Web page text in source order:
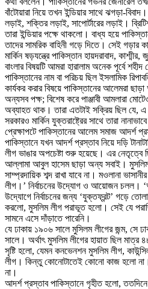
বাঁটোয়ারা নিয়ে তখন ইন্ডিয়ার সাথে ঝগড়া-
লড়াই, শক্তির লড়াই, সাপোর্টারের লড়াই।
তারা ইন্ডিয়ার পক্ষে থাকলো। বাধ্য হয়ে
তাদের সামরিক বাহিনী গড়ে দিতে। সেই গড়ার
মার্কিন ষড়যন্ত্রে পাকিস্তান হায়দরাবাদ,
বাংলার বিষয়টি আমরা হারালাম অনেক পূর্বে শহীদ
পাকিস্তানের নাম বা পরিচয় ছিল ইসলামিক
কার্যকর করার বিষয়ে পাকিস্তানের আলেমরা
অন্যসব পক্ষ; বিশেষ করে পাঞ্জাবী আমলারা
অব্যাহত থাক। তারা এতটাই সক্রিয় ছিল যে, এ
সরকারও মার্কিন যুক্তরাষ্ট্রের সাথে তারা
প্রেক্ষাপটে পাকিস্তানের আলেম সমাজ আদর্শ
পাকিস্তানে যখন আদর্শ প্রস্তাব নিয়ে দড়ি
লীগ ভাঙার অপচেষ্টা শুরু হয়েছে। এর
আল্লামা আবুল হাসেম ছাড়া অন্য সবাই। মুসলিম
সাম্প্রদায়িক শব্দ রাখা যাবে না। মওলানা
লীগ।’ নির্বাচনের উদ্যোগ ও আয়োজন চলল।
উদ্যোগে নির্বাচনের জন্য ‘যুক্তফ্রন্ট’ গড়ে
করলো, মুসলিম লীগ পরাভূত হলো। সেই যে
সামনে এসে দাঁড়াতে পারেনি।
যে ঢাকায় ১৯০৬ সালে মুসিলম লীগের জন্ম, সে
সালে। অর্থাৎ মুসলিম লীগের হায়াত ছিল
সৃষ্টি হলো, যেমন কনভেনশন মুসলিম লীগ,
লীগ। কিন্তু কোনোটাতেই কোনো কাজ হলো
না।
আদর্শ প্রস্তাব পাকিস্তানে গৃহীত হলো, ততদিনে